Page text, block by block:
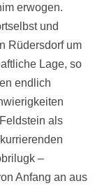
erwogen.
und
Rüdersdorf um
Lage, so
endlich
als
–
Anfang an aus